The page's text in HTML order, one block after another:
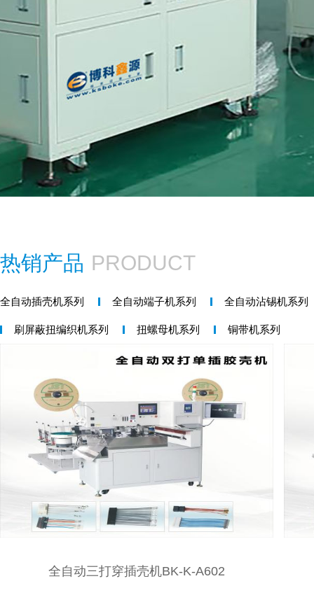
热销产品 PRODUCT
全自动插壳机系列 全自动端子机系列 全自动沾锡机系列
刷屏蔽扭编织机系列 扭螺母机系列 铜带机系列
全自动双打单插胶壳机BK-K-A601